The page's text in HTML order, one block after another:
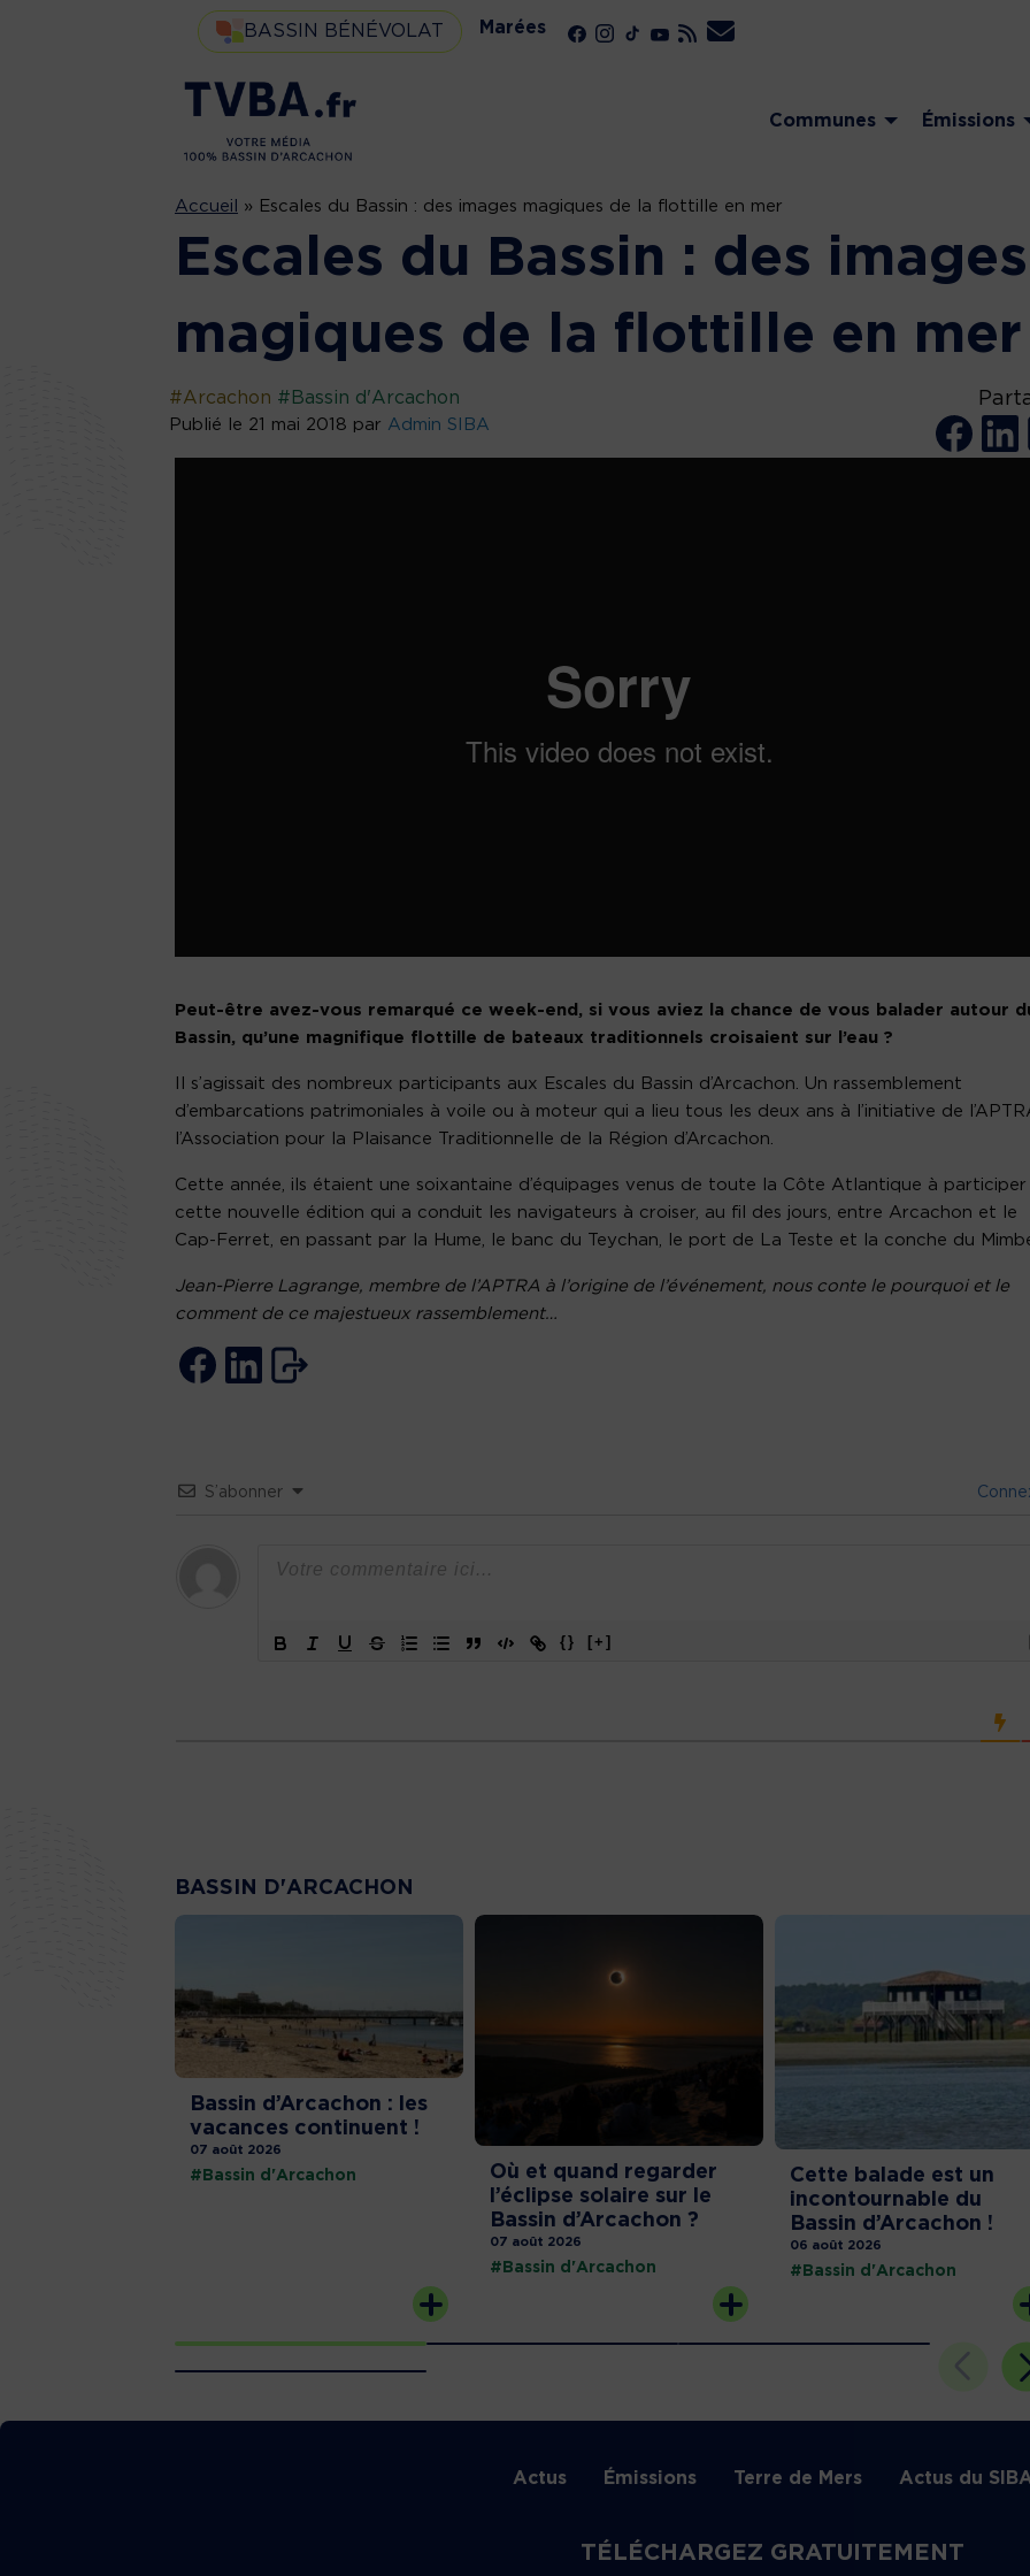
BASSIN BÉNÉVOLAT Marées
Communes Émissions
Accueil » Escales du Bassin : des images magiques de la flottille en mer
Escales du Bassin : des images
magiques de la flottille en mer
#Arcachon #Bassin d'Arcachon
Publié le 21 mai 2018 par Admin SIBA
Peut-être avez-vous remarqué ce week-end, si vous aviez la chance de vous balader autour
Bassin, qu’une magnifique flottille de bateaux traditionnels croisaient sur l’eau ?
Il s’agissait des nombreux participants aux Escales du Bassin d’Arcachon. Un rassemblement
d’embarcations patrimoniales à voile ou à moteur qui a lieu tous les deux ans à l’initiative de
l’Association pour la Plaisance Traditionnelle de la Région d’Arcachon.
Cette année, ils étaient une soixantaine d’équipages venus de toute la Côte Atlantique à participer
cette nouvelle édition qui a conduit les navigateurs à croiser, au fil des jours, entre Arcachon et le
Cap-Ferret, en passant par la Hume, le banc du Teychan, le port de La Teste et la conche du
Jean-Pierre Lagrange, membre de l’APTRA à l’origine de l’événement, nous conte le pourquoi et le
comment de ce majestueux rassemblement…
S’abonner
{} [+]
BASSIN D'ARCACHON
Bassin d’Arcachon : les
vacances continuent !
07 août 2026
#Bassin d'Arcachon
Où et quand regarder
l’éclipse solaire sur le
Bassin d’Arcachon ?
07 août 2026
#Bassin d'Arcachon
Cette balade est un
incontournable du
Bassin d’Arcachon !
06 août 2026
#Bassin d'Arcachon
Actus Émissions Terre de Mers Actus du
TÉLÉCHARGEZ GRATUITEMENT